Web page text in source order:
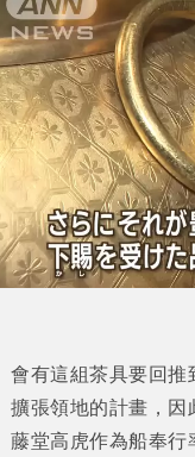
會有這組茶具要回推
擴張領地的計畫，因
藤堂高虎作為船奉行